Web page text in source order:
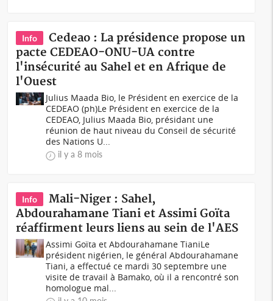
Info
Cedeao : La présidence propose un
pacte CEDEAO-ONU-UA contre
l'insécurité au Sahel et en Afrique de
l'Ouest
Julius Maada Bio, le Président en exercice de la
CEDEAO (ph)Le Président en exercice de la
CEDEAO, Julius Maada Bio, présidant une
réunion de haut niveau du Conseil de sécurité
des Nations U...
il y a 8 mois
Info
Mali-Niger : Sahel,
Abdourahamane Tiani et Assimi Goïta
réaffirment leurs liens au sein de l'AES
Assimi Goïta et Abdourahamane TianiLe
président nigérien, le général Abdourahamane
Tiani, a effectué ce mardi 30 septembre une
visite de travail à Bamako, où il a rencontré son
homologue mal...